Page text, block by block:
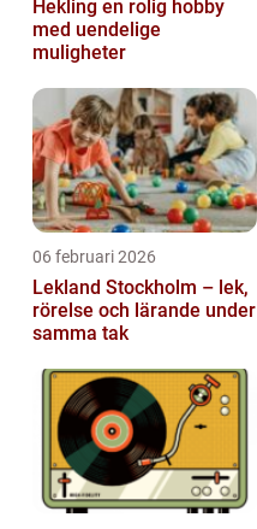
Hekling en rolig hobby
med uendelige
muligheter
06 februari 2026
Lekland Stockholm – lek,
rörelse och lärande under
samma tak